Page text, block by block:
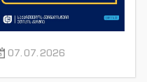
07.07.2026